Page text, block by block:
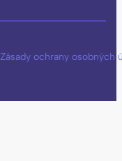
Zásady ochrany osobných